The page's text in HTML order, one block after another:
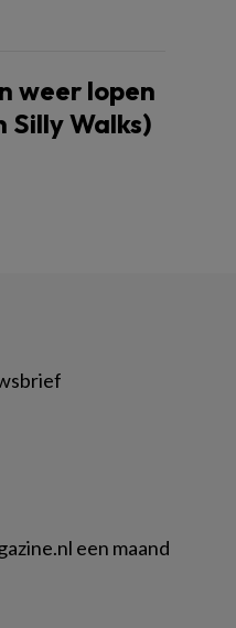
weer lopen
Silly Walks)
een maand